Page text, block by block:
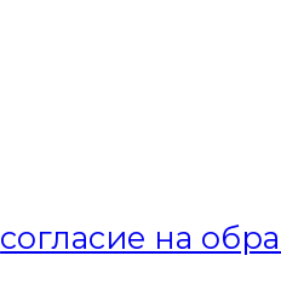
согласие на